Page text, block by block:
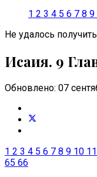
1 2 3 4 5 6 7 8 9
Не удалось
Исаия. 9
Обновлено: 07
1 2 3 4 5 6 7 8 9 10 11
65 66